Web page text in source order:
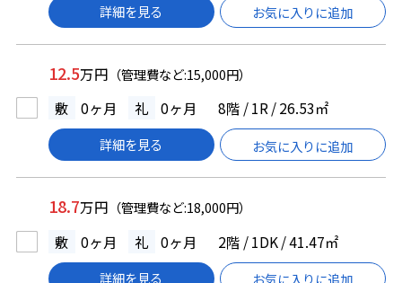
詳細を見る お気に入りに追加
12.5万円 （管理費など:15,000円）
敷 0ヶ月 礼 0ヶ月 8階 / 1R / 26.53㎡
詳細を見る お気に入りに追加
18.7万円 （管理費など:18,000円）
敷 0ヶ月 礼 0ヶ月 2階 / 1DK / 41.47㎡
詳細を見る お気に入りに追加